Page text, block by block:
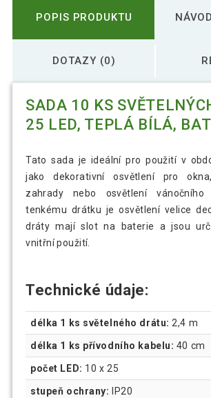
POPIS PRODUKTU
DOTAZY (0)
SADA 10 KS
25 LED, TEPLÁ BÍLÁ,
Tato sada je ideální pro použití v
jako dekorativní osvětlení pro
zahrady nebo osvětlení vánočního
tenkému drátku je osvětlení velice
dráty mají slot na baterie a jsou
vnitřní použití.
Technické údaje:
délka 1 ks světelného drátu: 2,4 m
délka 1 ks přívodního kabelu: 40 cm
počet LED: 10 x 25
stupeň ochrany: IP20